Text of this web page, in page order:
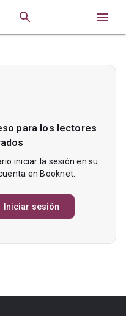
 
para los lectores
iniciar la sesión en su
en Booknet.
Iniciar sesión